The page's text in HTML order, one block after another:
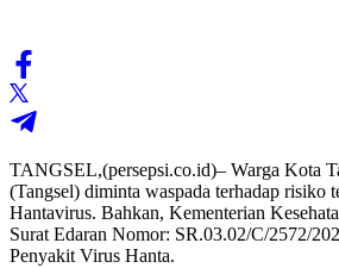
TANGSEL,(persepsi.co.id)– Warga Kota
(Tangsel) diminta waspada terhadap risiko
Hantavirus. Bahkan, Kementerian
Surat Edaran Nomor: SR.03.02/C/2572/
Penyakit Virus Hanta.